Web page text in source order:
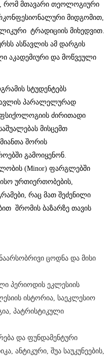
რომ მთავარი თეოლოგიური
მიდგომით,
ტრადიციის მიხედვით.
ასწავლის ამ დარგის
აკადემიური და მოწვეული
სტუდენტებს
პარალელურად
ძირითადი
მისცემთ
შორის
გამოიყენონ.
(Minor) ფარგლებში
ურთიერთობების,
რაც მათ შეძენილი
შრომის ბაზარზე თავის
ცოდნა და მისი
პერიოდის ეკლესიის
ისტორია, საეკლესიო
პატრისტიკული
და ფუნდამენტური
ანტიკური, შუა საუკუნეების,